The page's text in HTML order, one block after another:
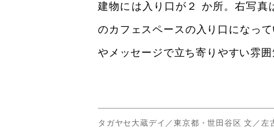
建物には入り口が２ か所。右写真
のカフェスペースの入り口になっ
やメッセージで立ち寄りやすい雰
タガヤセ大蔵デイ／東京都・世田谷区 文／